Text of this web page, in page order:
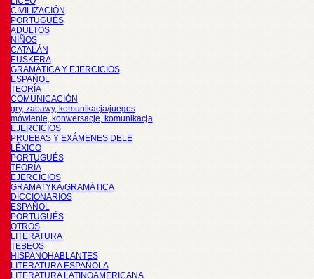
CIVILIZACIÓN
PORTUGUÉS
ADULTOS
NIÑOS
CATALÁN
EUSKERA
GRAMÁTICA Y EJERCICIOS
ESPAÑOL
TEORÍA
COMUNICACIÓN
gry, zabawy, komunikacja/juegos
mówienie, konwersacje, komunikacja
EJERCICIOS
PRUEBAS Y EXÁMENES DELE
LÉXICO
PORTUGUÉS
TEORÍA
EJERCICIOS
GRAMATYKA/GRAMÁTICA
DICCIONARIOS
ESPAÑOL
PORTUGUÉS
OTROS
LITERATURA
TEBEOS
HISPANOHABLANTES
LITERATURA ESPAÑOLA
LITERATURA LATINOAMERICANA